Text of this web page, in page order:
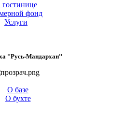
фонд
Услуги
"Русь-Мандархан"
О базе
О бухте